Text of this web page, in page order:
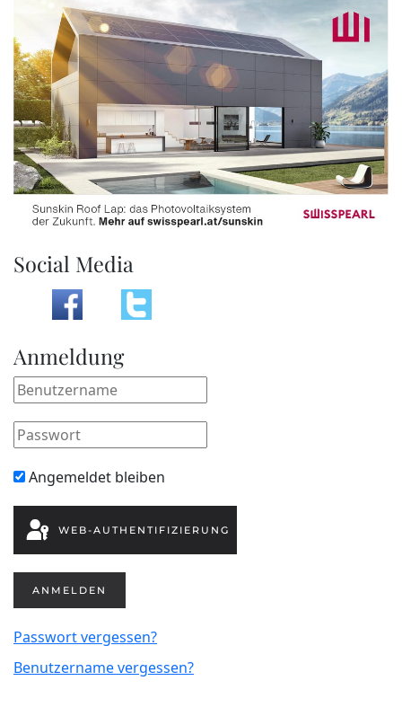
Social Media
Anmeldung
Angemeldet bleiben
WEB-AUTHENTIFIZIERUNG
ANMELDEN
Passwort vergessen?
Benutzername vergessen?